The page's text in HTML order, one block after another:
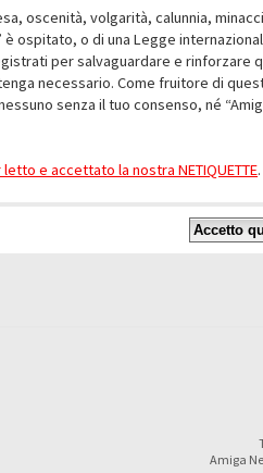
oscenità, volgarità, calunnia,
è ospitato, o di una Legge
per salvaguardare e
necessario. Come fruitore di
senza il tuo consenso, né
e accettato la nostra NETIQUETTE.
Amiga